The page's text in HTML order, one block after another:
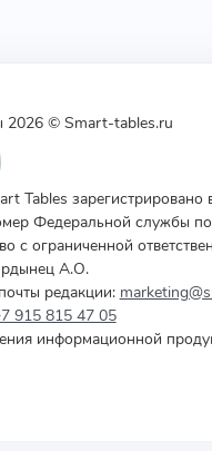
2026 © Smart-tables.ru
Tables
Федеральной службы
с ограниченной
А.О.
редакции:
915 815 47 05
информационной